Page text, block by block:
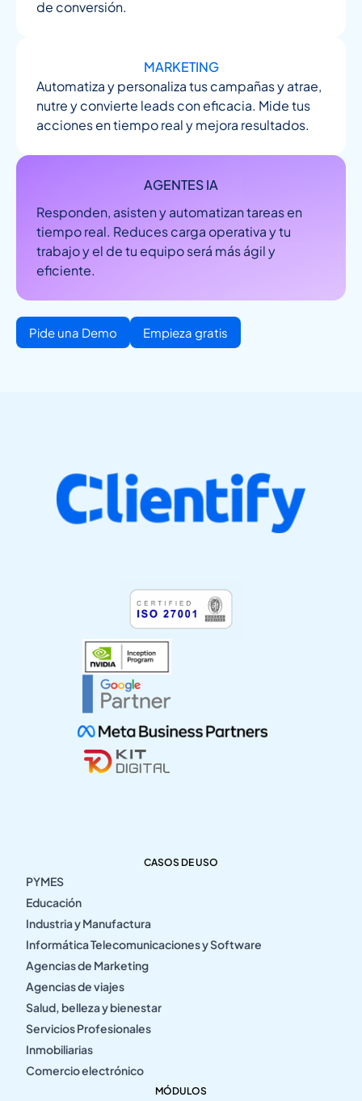
de conversión.
MARKETING
Automatiza y personaliza tus campañas y atrae,
nutre y convierte leads con eficacia. Mide tus
acciones en tiempo real y mejora resultados.
AGENTES IA
Responden, asisten y automatizan tareas en
tiempo real. Reduces carga operativa y tu
trabajo y el de tu equipo será más ágil y
eficiente.
Pide una Demo Empieza gratis
CASOS DE USO
PYMES
Educación
Industria y Manufactura
Informática Telecomunicaciones y Software
Agencias de Marketing
Agencias de viajes
Salud, belleza y bienestar
Servicios Profesionales
Inmobiliarias
Comercio electrónico
MÓDULOS